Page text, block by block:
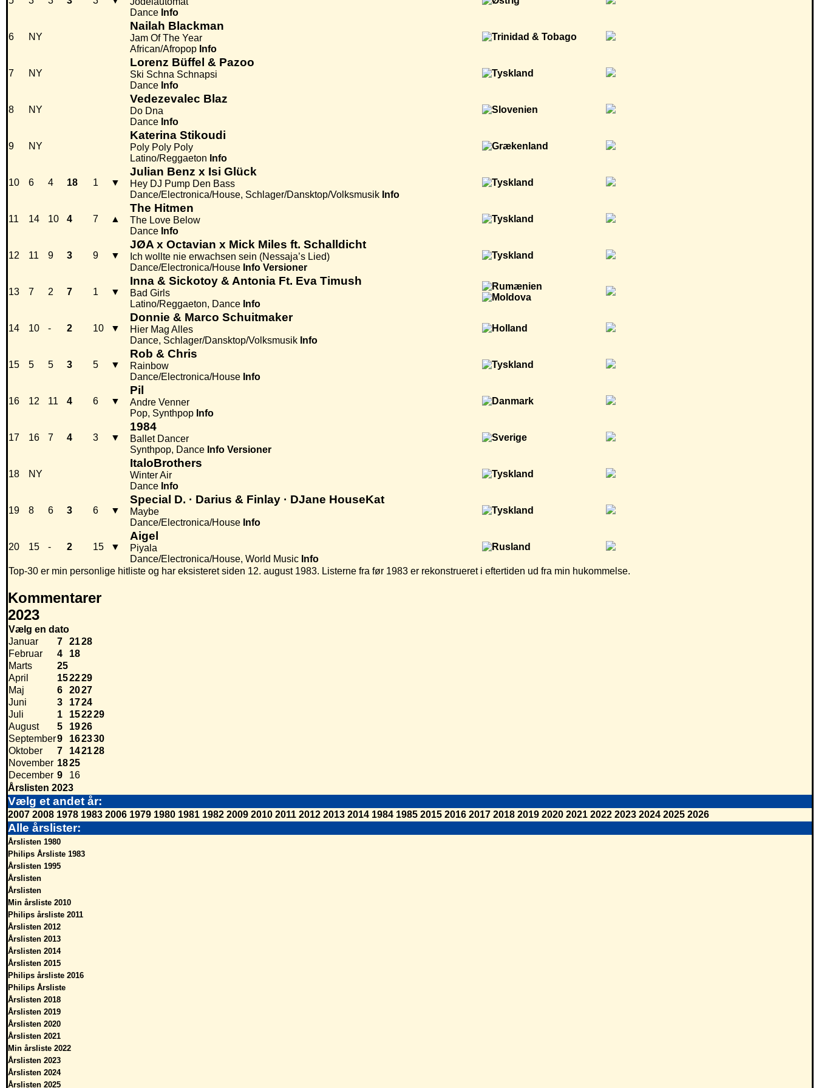
Dance Info
6 NY
Nailah Blackman
Jam Of The Year
African/Afropop Info
7 NY
Lorenz Büffel & Pazoo
Ski Schna Schnapsi
Dance Info
8 NY
Vedezevalec Blaz
Do Dna
Dance Info
9 NY
Katerina Stikoudi
Poly Poly Poly
Latino/Reggaeton Info
10 6 4 18 1 ▼
Julian Benz x Isi Glück
Hey DJ Pump Den Bass
Dance/Electronica/House, Schlager/Dansktop/Volksmusik Info
11 14 10 4 7 ▲
The Hitmen
The Love Below
Dance Info
12 11 9 3 9 ▼
JØA x Octavian x Mick Miles ft. Schalldicht
Ich wollte nie erwachsen sein (Nessaja’s Lied)
Dance/Electronica/House Info Versioner
13 7 2 7 1 ▼
Inna & Sickotoy & Antonia Ft. Eva Timush
Bad Girls
Latino/Reggaeton, Dance Info
14 10 - 2 10 ▼
Donnie & Marco Schuitmaker
Hier Mag Alles
Dance, Schlager/Dansktop/Volksmusik Info
15 5 5 3 5 ▼
Rob & Chris
Rainbow
Dance/Electronica/House Info
16 12 11 4 6 ▼
Pil
Andre Venner
Pop, Synthpop Info
17 16 7 4 3 ▼
1984
Ballet Dancer
Synthpop, Dance Info Versioner
18 NY
ItaloBrothers
Winter Air
Dance Info
19 8 6 3 6 ▼
Special D. · Darius & Finlay · DJane HouseKat
Maybe
Dance/Electronica/House Info
20 15 - 2 15 ▼
Aigel
Piyala
Dance/Electronica/House, World Music Info
Top-30 er min personlige hitliste og har eksisteret siden 12. august 1983. Listerne fra før 1983 er rekonstrueret i eftertiden ud fra min hukommelse.
Kommentarer
2023
Vælg en dato
Januar
7 2128
Februar
4
18
Marts
25
April
152229
Maj
6 2027
Juni
3 1724
Juli
1 152229
August
5 1926
September9 162330
Oktober
7 142128
November 1825
December 9
16
Årslisten 2023
Vælg et andet år:
2007 2008 1978 1983 2006 1979 1980 1981 1982 2009 2010 2011 2012 2013 2014 1984 1985 2015 2016 2017 2018 2019 2020 2021 2022 2023 2024 2025 2026
Alle årslister:
Årslisten 1980
Philips Årsliste 1983
Årslisten 1995
Årslisten
Årslisten
Min årsliste 2010
Philips årsliste 2011
Årslisten 2012
Årslisten 2013
Årslisten 2014
Årslisten 2015
Philips årsliste 2016
Philips Årsliste
Årslisten 2018
Årslisten 2019
Årslisten 2020
Årslisten 2021
Min årsliste 2022
Årslisten 2023
Årslisten 2024
Årslisten 2025